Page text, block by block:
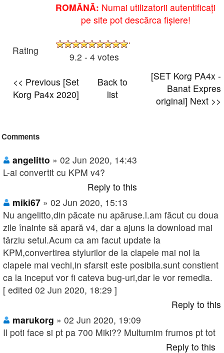
ROMÂNĂ: Numai utilizatorii autentificați
pe site pot descărca fișiere!
Rating
9.2 - 4 votes
<< Previous [Set
Korg Pa4x 2020]
Back to
list
[SET Korg PA4x -
Banat Expres
original] Next >>
Comments
angelitto » 02 Jun 2020, 14:43
L-ai convertit cu KPM v4?
Reply to this
miki67 » 02 Jun 2020, 15:13
Nu angelitto,din păcate nu apăruse.l.am făcut cu doua
zile înainte să apară v4, dar a ajuns la download mai
târziu setul.Acum ca am facut update la
KPM,convertirea stylurilor de la clapele mai noi la
clapele mai vechi,in sfarsit este posibila.sunt constient
ca la inceput vor fi cateva bug-uri,dar le vor remedia.
[ edited 02 Jun 2020, 18:29 ]
Reply to this
marukorg » 02 Jun 2020, 19:09
Il poti face si pt pa 700 Miki?? Multumim frumos pt tot
Reply to this